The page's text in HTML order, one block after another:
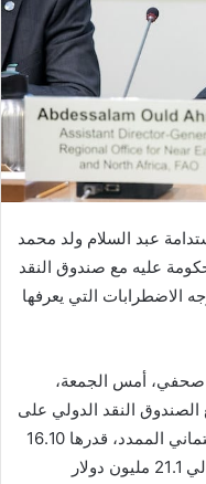
عبد السلام ولد محمد
عليه مع صندوق النقد
الاضطرابات التي يعرفها
صحفي، أمس الجمعة،
الصندوق النقد الدولي على
الحصول على دفعة ثانية من التسهيل الائتماني الممدد، قدرها 16.10
مليون وحدة حقوق سحب خاصة، أي حوالي 21.1 مليون دولار